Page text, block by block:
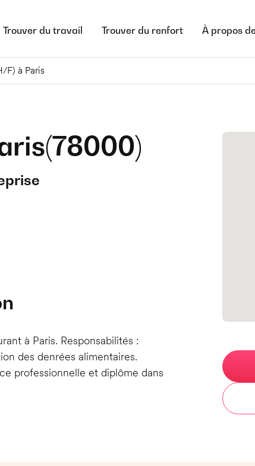
Trouver du travail Trouver du renfort À propos
F) à Paris
(78000)
à Paris. Responsabilités :
des denrées alimentaires.
professionnelle et diplôme dans